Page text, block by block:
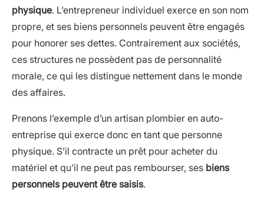
physique. L’entrepreneur individuel exerce en son nom
propre, et ses biens personnels peuvent être engagés
pour honorer ses dettes. Contrairement aux sociétés,
ces structures ne possèdent pas de personnalité
morale, ce qui les distingue nettement dans le monde
des affaires.
Prenons l’exemple d’un artisan plombier en auto-
entreprise qui exerce donc en tant que personne
physique. S’il contracte un prêt pour acheter du
matériel et qu’il ne peut pas rembourser, ses biens
personnels peuvent être saisis.